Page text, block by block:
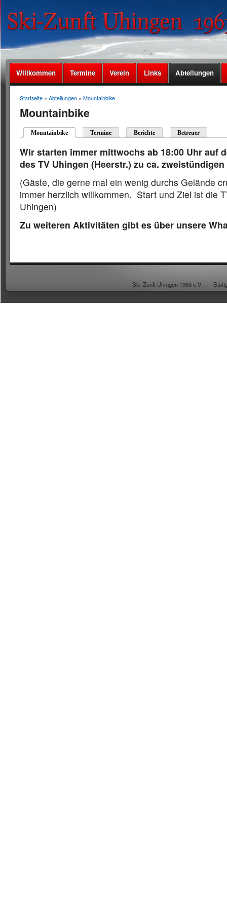
Willkommen Termine Verein Links Abteilungen
Startseite» Abteilungen» Mountainbike
Mountainbike
Mountainbike Termine Berichte Betreuer
Wir starten immer mittwochs ab 18:00 Uhr auf
des TV Uhingen (Heerstr.) zu ca.
(Gäste, die gerne mal ein wenig durchs Gelände
immer herzlich willkommen. Start und Ziel ist die
Uhingen)
Zu weiteren Aktivitäten gibt es über unsere
Ski-Zunft Uhingen 1963 e.V. |